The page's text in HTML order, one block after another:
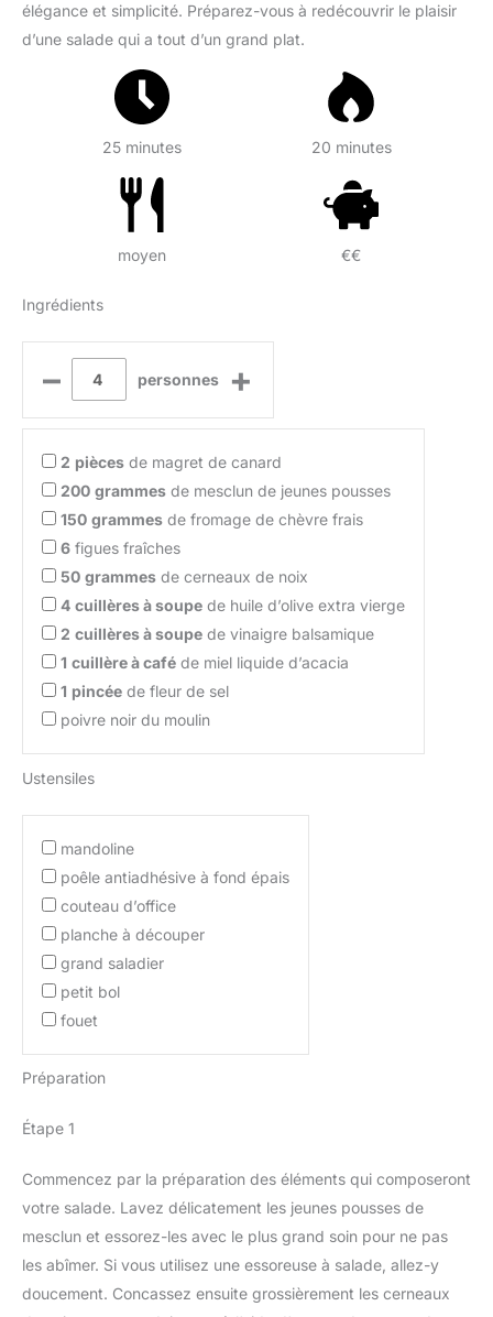
élégance et simplicité. Préparez-vous à redécouvrir le plaisir
d’une salade qui a tout d’un grand plat.
25 minutes 20 minutes
moyen €€
Ingrédients
– personnes +
2 pièces de magret de canard
200 grammes de mesclun de jeunes pousses
150 grammes de fromage de chèvre frais
6 figues fraîches
50 grammes de cerneaux de noix
4 cuillères à soupe de huile d’olive extra vierge
2 cuillères à soupe de vinaigre balsamique
1 cuillère à café de miel liquide d’acacia
1 pincée de fleur de sel
poivre noir du moulin
Ustensiles
mandoline
poêle antiadhésive à fond épais
couteau d’office
planche à découper
grand saladier
petit bol
fouet
Préparation
Étape 1
Commencez par la préparation des éléments qui composeront
votre salade. Lavez délicatement les jeunes pousses de
mesclun et essorez-les avec le plus grand soin pour ne pas
les abîmer. Si vous utilisez une essoreuse à salade, allez-y
doucement. Concassez ensuite grossièrement les cerneaux